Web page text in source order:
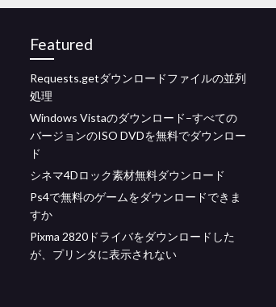
Featured
Requests.getダウンロードファイルの並列
処理
Windows Vistaのダウンロード–すべての
バージョンのISO DVDを無料でダウンロー
ド
シネマ4Dロック素材無料ダウンロード
Ps4で無料のゲームをダウンロードできま
すか
Pixma 2820ドライバをダウンロードした
が、プリンタに表示されない